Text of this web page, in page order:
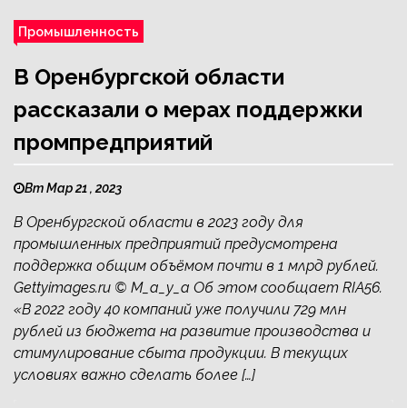
Промышленность
В Оренбургской области
рассказали о мерах поддержки
промпредприятий
Вт Мар 21 , 2023
В Оренбургской области в 2023 году для
промышленных предприятий предусмотрена
поддержка общим объёмом почти в 1 млрд рублей.
Gettyimages.ru © M_a_y_a Об этом сообщает RIA56.
«В 2022 году 40 компаний уже получили 729 млн
рублей из бюджета на развитие производства и
стимулирование сбыта продукции. В текущих
условиях важно сделать более […]